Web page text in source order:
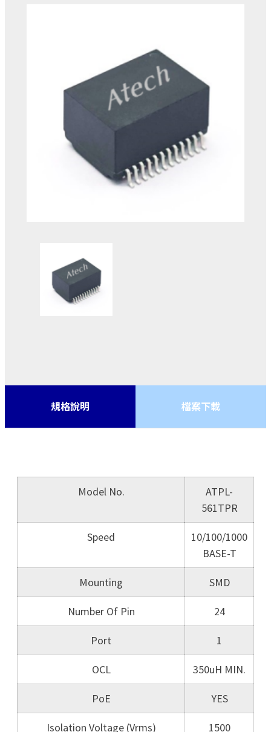
規格說明 檔案下載
Model No.
ATPL-
561TPR
Speed
10/100/1000
BASE-T
Mounting SMD
Number Of Pin 24
Port 1
OCL 350uH MIN.
PoE YES
Isolation Voltage (Vrms) 1500
塊更累積了豐富的Domain Know how！而提供客
戶優質且具競爭力的產品與服務，更是我們一貫
的堅持與承諾！